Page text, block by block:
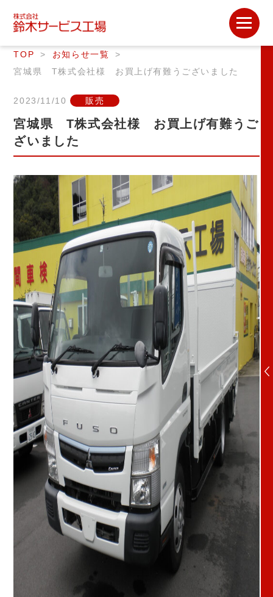
TOP
お知らせ一覧
宮城県 T株式会社様 お買上げ有難うございました
2023/11/10 販売
宮城県 T株式会社様 お買上げ有難うご
ざいました